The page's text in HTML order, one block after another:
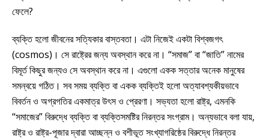
ফেলে?
ব্যক্তি হলো জীবনের সত্যিকার বাস্তবতা। এটা নিজেই একটা বিশ্বজগৎ
(cosmos)। সে রাষ্ট্রের জন্য অবস্থান করে না। “সমাজ” বা “জাতি” নামের
বিমূর্ত কিছুর জন্যও সে অবস্থান করে না। এগুলো একক সত্তার অনেক মানুষের
সমন্বয়ে গঠিত। সব সময় ব্যক্তি বা একক ব্যক্তিই হলো অত্যাবশ্যকীয়ভাবে
বিবর্তন ও অগ্রগতির একমাত্র উৎস ও প্রেরণা। সভ্যতা হলো রাষ্ট্র, এমনকি
“সমাজের” বিরুদ্ধে ব্যক্তি বা ব্যক্তিসমষ্টির নিরন্তর সংগ্রাম। অন্যভাবে বলা যায়,
রাষ্ট্র ও রাষ্ট্র-পূজার দ্বারা আচ্ছন্ন ও বশীভূত সংখ্যাগরিষ্ঠের বিরুদ্ধে নিরন্তর